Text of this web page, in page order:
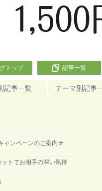
トップ 記事一覧
記事一覧 テーマ別記事
ャンペーンのご案内☆
トでお相手の深い気持